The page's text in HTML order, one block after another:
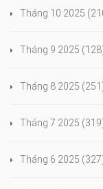
Tháng 10 2025
Tháng 9 2025
Tháng 8 2025
Tháng 7 2025
Tháng 6 2025